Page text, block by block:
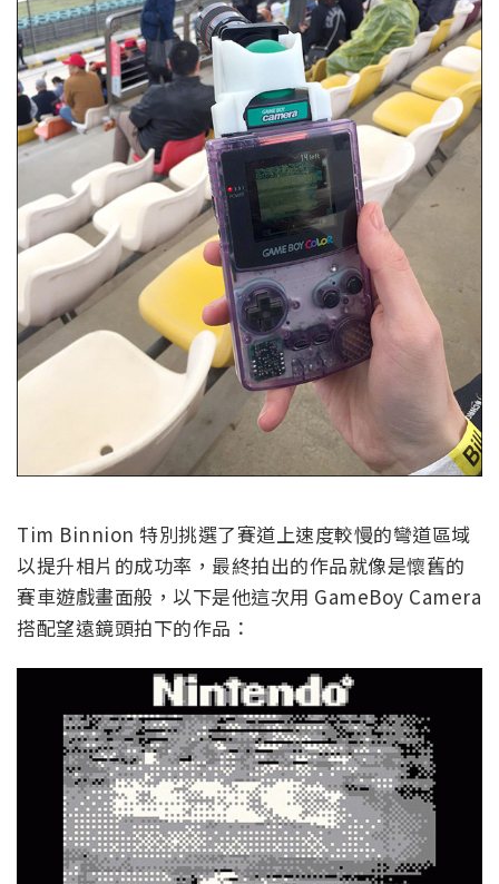
Tim Binnion 特別挑選了賽道上速度較慢的彎道區域
以提升相片的成功率，最終拍出的作品就像是懷舊的
賽車遊戲畫面般，以下是他這次用 GameBoy Camera
搭配望遠鏡頭拍下的作品：